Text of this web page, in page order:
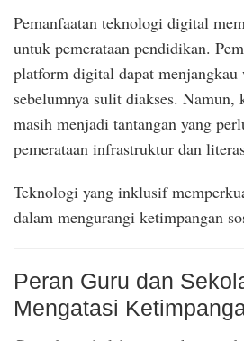
Pemanfaatan teknologi digital
untuk pemerataan pendidikan.
platform digital dapat menjangkau
sebelumnya sulit diakses. Namun,
masih menjadi tantangan yang
pemerataan infrastruktur dan
Teknologi yang inklusif
dalam mengurangi ketimpangan
Peran Guru dan
Mengatasi